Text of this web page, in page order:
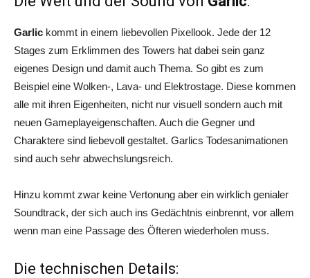
Garlic kommt in einem liebevollen Pixellook. Jede der 12
Stages zum Erklimmen des Towers hat dabei sein ganz
eigenes Design und damit auch Thema. So gibt es zum
Beispiel eine Wolken-, Lava- und Elektrostage. Diese kommen
alle mit ihren Eigenheiten, nicht nur visuell sondern auch mit
neuen Gameplayeigenschaften. Auch die Gegner und
Charaktere sind liebevoll gestaltet. Garlics Todesanimationen
sind auch sehr abwechslungsreich.
Hinzu kommt zwar keine Vertonung aber ein wirklich genialer
Soundtrack, der sich auch ins Gedächtnis einbrennt, vor allem
wenn man eine Passage des Öfteren wiederholen muss.
Die technischen Details: